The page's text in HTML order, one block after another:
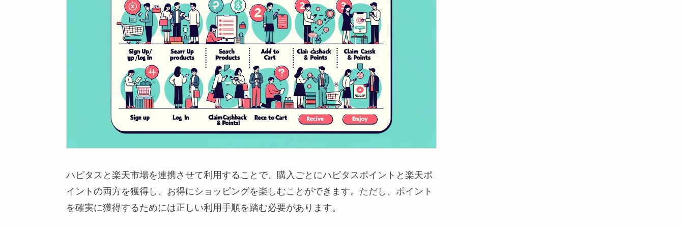
ハピタスと楽天市場を連携させて利用することで、購入ごとにハピタスポイントと楽天ポ
イントの両方を獲得し、お得にショッピングを楽しむことができます。ただし、ポイント
を確実に獲得するためには正しい利用手順を踏む必要があります。